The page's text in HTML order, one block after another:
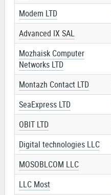
Modem LTD
Advanced IX SAL
Mozhaisk Computer
Networks LTD
Montazh Contact LTD
SeaExpress LTD
OBIT LTD
Digital technologies LLC
MOSOBLCOM LLC
LLC Most